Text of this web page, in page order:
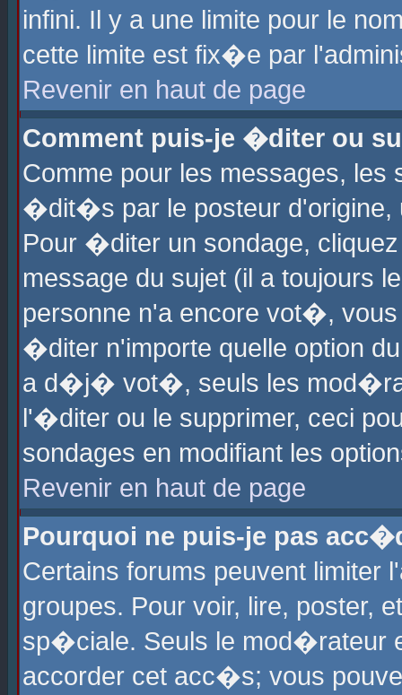
infini. Il y a une limite pour le
cette limite est fix�e par
Revenir en haut de page
Comment puis-je �diter ou
Comme pour les messages,
�dit�s par le posteur d'origine,
Pour �diter un sondage,
message du sujet (il a toujours
personne n'a encore vot�,
�diter n'importe quelle option
a d�j� vot�, seuls les
l'�diter ou le supprimer, ceci
sondages en modifiant les
Revenir en haut de page
Pourquoi ne puis-je pas
Certains forums peuvent
groupes. Pour voir, lire, poster,
sp�ciale. Seuls le mod�rateur
accorder cet acc�s; vous